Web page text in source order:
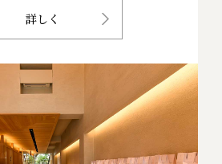
詳しく